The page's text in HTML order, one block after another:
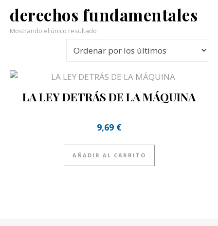
derechos fundamentales
Mostrando el único resultado
LA LEY DETRÁS DE LA MÁQUINA
9,69 €
AÑADIR AL CARRITO